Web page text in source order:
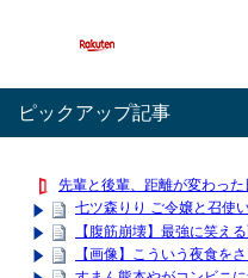
ピックアップ記事